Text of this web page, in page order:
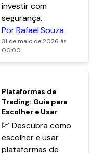
investir com
segurança.
Por Rafael Souza
31 de maio de 2026 às
00:00
POPULARES
Plataformas de
Trading: Guia para
Escolher e Usar
💹 Descubra como
escolher e usar
plataformas de